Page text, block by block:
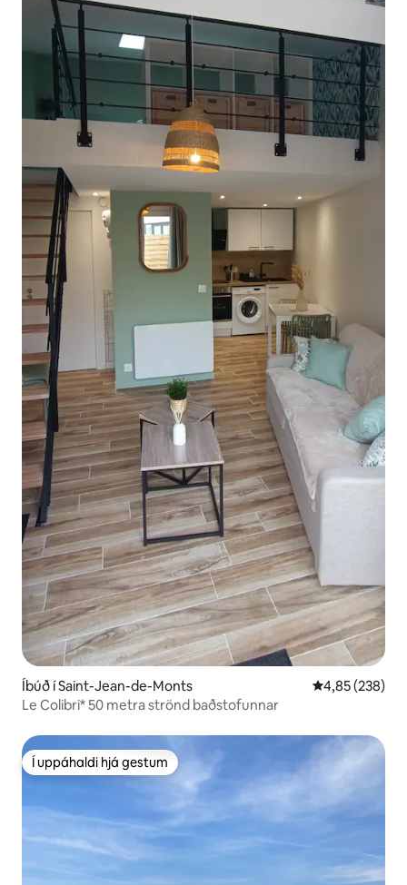
Íbúð í Saint-Jean-de-Monts 4,85 af 5 í
4,85 (238)
Le Colibri* 50 metra strönd baðstofunnar
Í uppáhaldi hjá gestum
Í uppáhaldi hjá gestum